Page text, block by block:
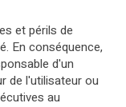
et périls de
En conséquence,
d'un
de l'utilisateur ou
au